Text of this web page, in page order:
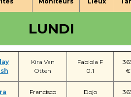
services.be
LUNDI
Kira Van
Otten
Fabiola F
0.1
€
Francisco
Dojo